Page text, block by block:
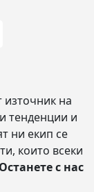
източник на
тенденции и
ни екип се
които всеки
Останете с нас